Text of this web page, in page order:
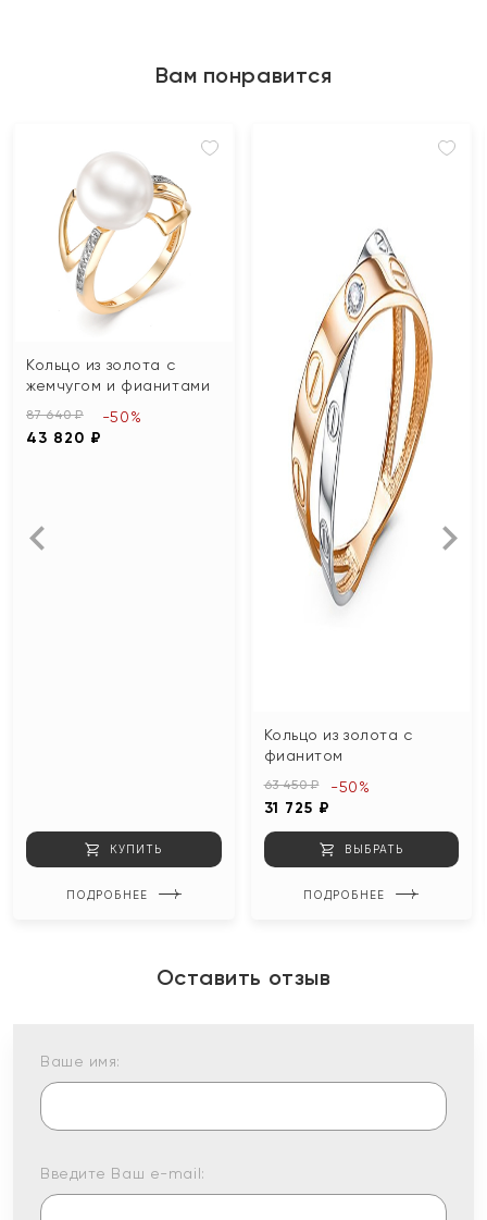
Вам понравится
Кольцо из золота с
жемчугом и фианитами
87 640 ₽
43 820 ₽
-50%
КУПИТЬ
ПОДРОБНЕЕ
Кольцо из золота с
фианитом
63 450 ₽
31 725 ₽
-50%
ВЫБРАТЬ
ПОДРОБНЕЕ
Оставить отзыв
Ваше имя:
Введите Ваш e-mail: